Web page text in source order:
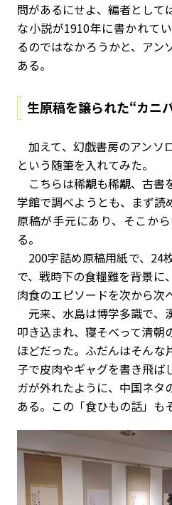
問があるにせよ、編者として
な小説が1910年に書かれて
るのではなかろうかと、アン
ある。
生原稿を譲られた“カニ
加えて、幻戯書房のアンソ
という随筆を入れてみた。
こちらは稀覯も稀覯、古書
学館で調べようとも、まず読
原稿が手元にあり、そこか
る。
200字詰め原稿用紙で、24
で、戦時下の食糧難を背景に
肉食のエピソードを次から次
元来、水島は博学多識で、
叩き込まれ、寝そべって清朝
ほどだった。ふだんはそんな
子で皮肉やギャグを書き飛ば
ガが外れたように、中国ネタ
ある。この「食ひもの話」も